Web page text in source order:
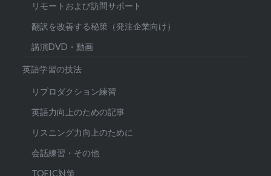
リモートおよび訪問サポート
翻訳を改善する秘策（発注企業向け）
講演DVD・動画
英語学習の技法
リプロダクション練習
英語力向上のための記事
リスニング力向上のために
会話練習・その他
TOEIC対策